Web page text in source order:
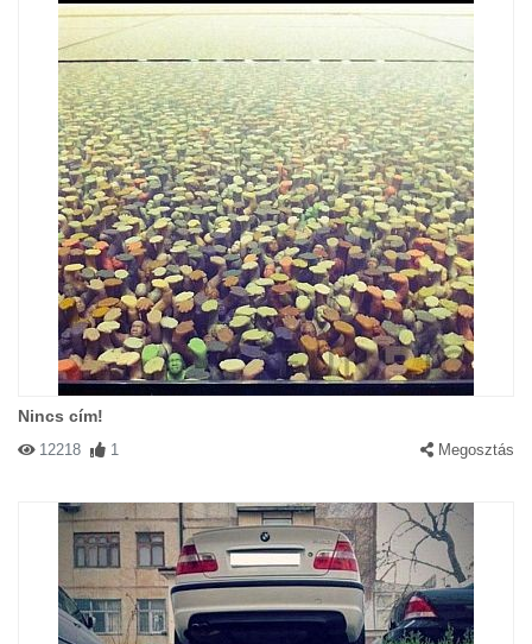
Nincs cím!
12218 1 Megosztás